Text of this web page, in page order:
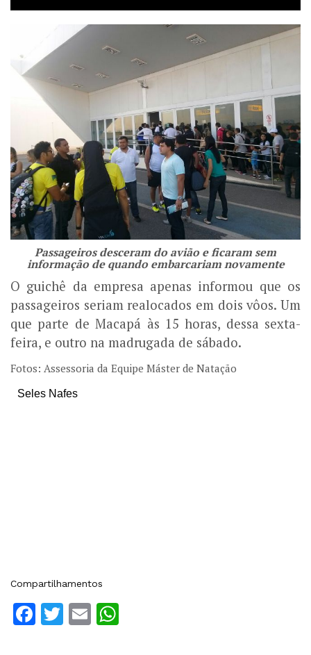
Passageiros desceram do avião e ficaram sem
informação de quando embarcariam novamente
O guichê da empresa apenas informou que os
passageiros seriam realocados em dois vôos. Um
que parte de Macapá às 15 horas, dessa sexta-
feira, e outro na madrugada de sábado.
Fotos: Assessoria da Equipe Máster de Natação
Seles Nafes
Compartilhamentos
Facebook
Twitter
Email